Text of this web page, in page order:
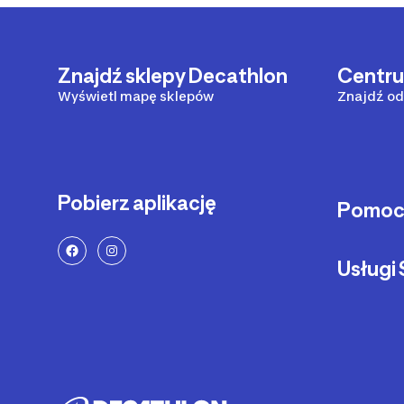
Znajdź sklepy Decathlon
Wyświetl mapę sklepów Znajdź
Pobierz aplikację Pomoc
Dostawa